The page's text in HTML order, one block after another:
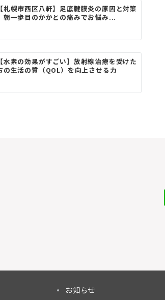
【札幌市西区八軒】足底腱膜炎の原因と対策
｜朝一歩目のかかとの痛みでお悩み...
【水素の効果がすごい】放射線治療を受けた
の生活の質（QOL）を向上させる力
お知らせ